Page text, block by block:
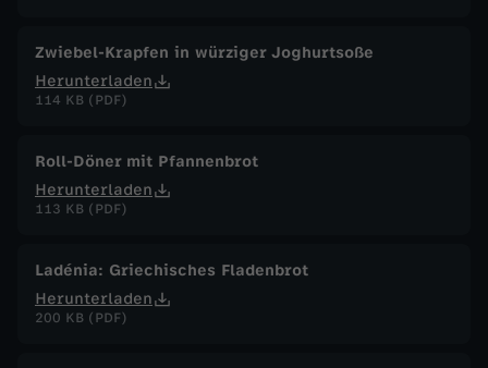
Zwiebel-Krapfen in würziger Joghurtsoße
Herunterladen
114 KB (PDF)
Roll-Döner mit Pfannenbrot
Herunterladen
113 KB (PDF)
Ladénia: Griechisches Fladenbrot
Herunterladen
200 KB (PDF)